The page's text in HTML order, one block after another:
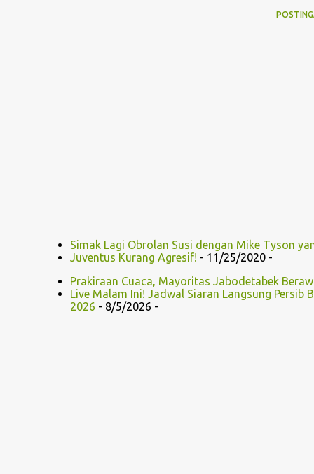
Simak Lagi Obrolan Susi dengan Mike Tyson
Juventus Kurang Agresif! - 11/25/2020 -
Prakiraan Cuaca, Mayoritas Jabodetabek
Live Malam Ini! Jadwal Siaran Langsung Persib
2026 - 8/5/2026 -